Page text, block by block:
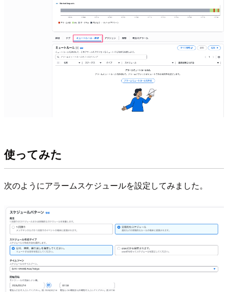
使ってみた
次のようにアラームスケジュールを設定してみました。